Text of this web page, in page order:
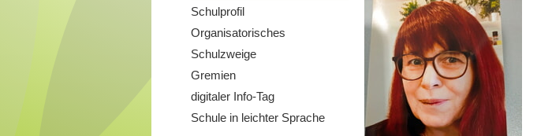
Schulprofil
Organisatorisches
Schulzweige
Gremien
digitaler Info-Tag
Schule in leichter Sprache